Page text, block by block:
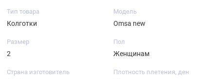
Тип товара
Колготки
Модель
Omsa new
Размер
2
Пол
Женщинам
Страна изготовитель Плотность плетения, ден